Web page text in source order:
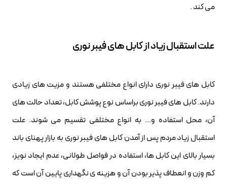
می کند .
علت استقبال زیاد از کابل های فیبر نوری
کابل های فیبر نوری دارای انواع مختلفی هستند و مزیت های زیادی
دارند. کابل های فیبر نوری براساس نوع پوشش کابل، تعداد حالت های
آن، محل استفاده و... به انواع مختلفی تقسیم می شوند. علت
استقبال زیاد مردم پس از آمدن کابل های فیبر نوری به بازار پهنای باند
بسیار بالای این کابل ها، استفاده در فواصل طولانی، عدم ایجاد نویز،
کم وزن و انعطاف پذیر بودن آن و هزینه ی نگهداری پایین آن است که